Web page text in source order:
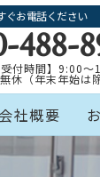
ぐお電話ください
488-
受付時間】9:00～
休（年末年始は除
会社概要